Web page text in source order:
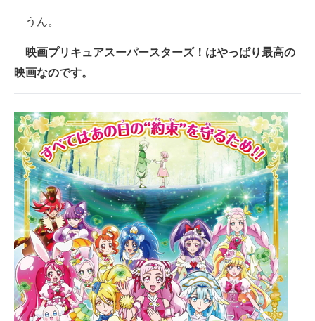
うん。
映画プリキュアスーパースターズ！はやっぱり最高の
映画なのです。